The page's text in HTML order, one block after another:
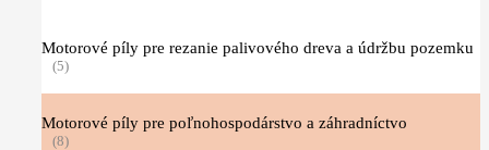
Motorové píly pre rezanie palivového dreva a údržbu pozemku
(5)
Motorové píly pre poľnohospodárstvo a záhradníctvo
(8)